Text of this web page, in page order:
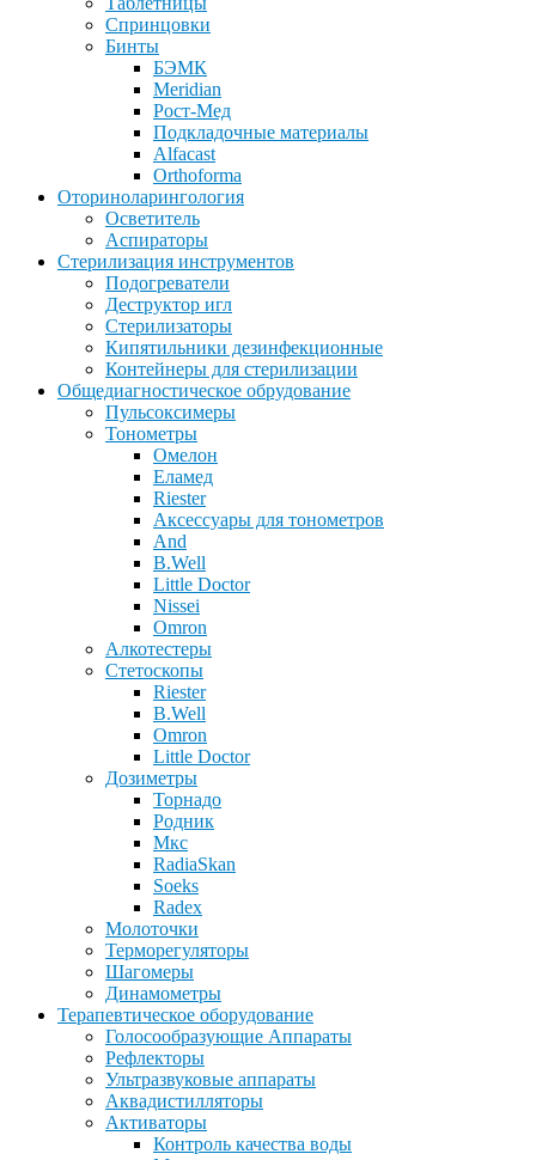
Спринцовки
Бинты
БЭМК
Meridian
Рост-Мед
Подкладочные материалы
Alfacast
Orthoforma
Оториноларингология
Осветитель
Аспираторы
Стерилизация инструментов
Подогреватели
Деструктор игл
Стерилизаторы
Кипятильники дезинфекционные
Контейнеры для стерилизации
Общедиагностическое обрудование
Пульсоксимеры
Тонометры
Омелон
Еламед
Riester
Аксессуары для тонометров
And
B.Well
Little Doctor
Nissei
Omron
Алкотестеры
Стетоскопы
Riester
B.Well
Omron
Little Doctor
Дозиметры
Торнадо
Родник
Мкс
RadiaSkan
Soeks
Radex
Молоточки
Терморегуляторы
Шагомеры
Динамометры
Терапевтическое оборудование
Голосообразующие Аппараты
Рефлекторы
Ультразвуковые аппараты
Аквадистилляторы
Активаторы
Контроль качества воды